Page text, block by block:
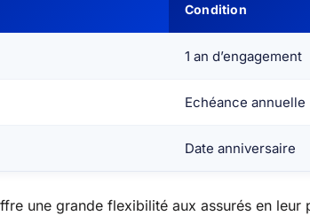
Condition
1 an d’engagement
Echéance annuelle
Date anniversaire
une grande flexibilité aux assurés en leur